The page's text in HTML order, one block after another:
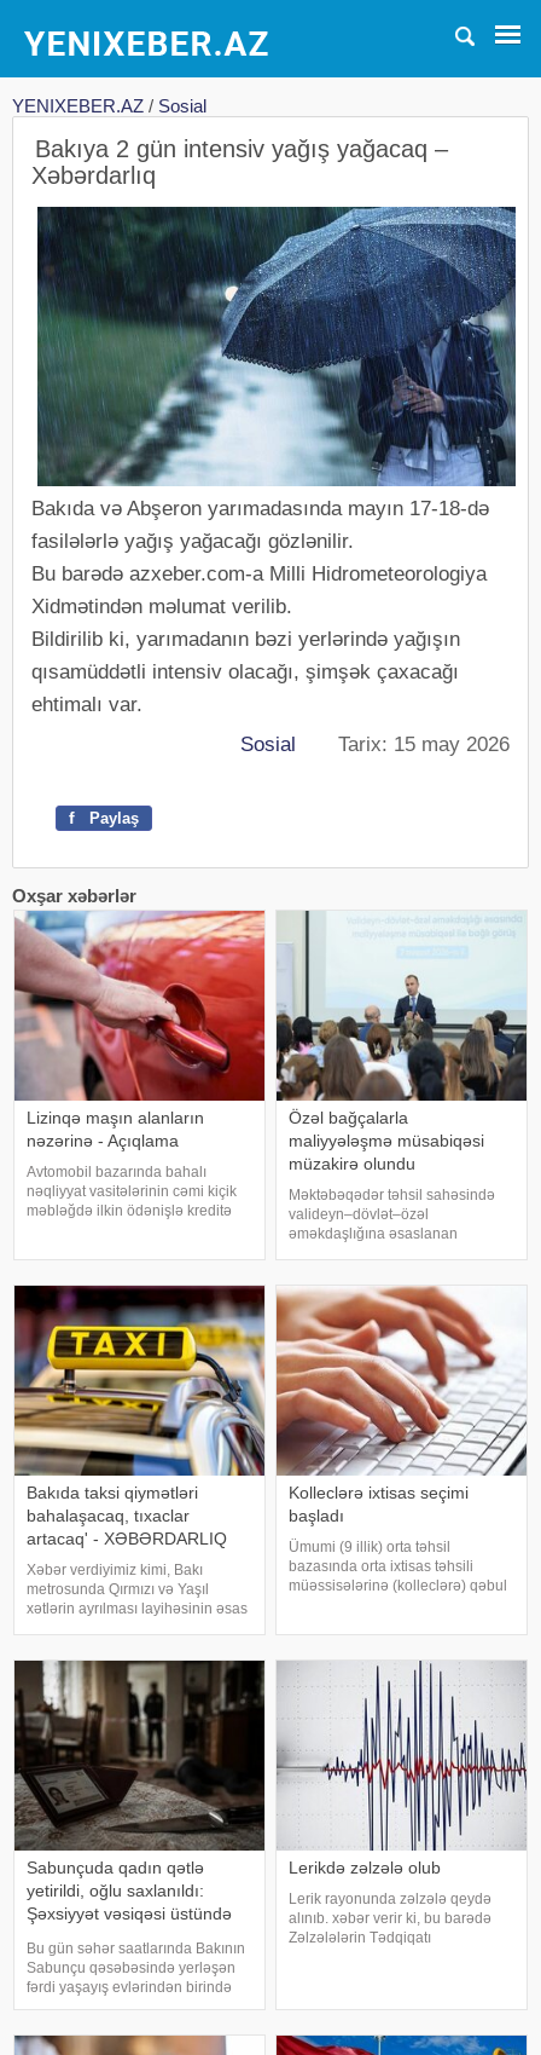
YENIXEBER.AZ / Sosial
Bakıya 2 gün intensiv yağış yağacaq –
Xəbərdarlıq
Bakıda və Abşeron yarımadasında mayın 17-18-də
fasilələrlə yağış yağacağı gözlənilir.
Bu barədə azxeber.com-a Milli Hidrometeorologiya
Xidmətindən məlumat verilib.
Bildirilib ki, yarımadanın bəzi yerlərində yağışın
qısamüddətli intensiv olacağı, şimşək çaxacağı
ehtimalı var.
Sosial Tarix: 15 may 2026
f Paylaş
Oxşar xəbərlər
Lizinqə maşın alanların
nəzərinə - Açıqlama
Avtomobil bazarında bahalı
nəqliyyat vasitələrinin cəmi kiçik
məbləğdə ilkin ödənişlə kreditə
şərtləri və ümumi kredit yükü il
Özəl bağçalarla
maliyyələşmə müsabiqəsi
müzakirə olundu
Məktəbəqədər təhsil sahəsində
valideyn–dövlət–özəl
əməkdaşlığına əsaslanan
müəssisələrinin nümayəndələri
ilə görüş keçirilib. xəbər verir ki,
görüşdə elm və təhsi
Bakıda taksi qiymətləri
bahalaşacaq, tıxaclar
artacaq' - XƏBƏRDARLIQ
Xəbər verdiyimiz kimi, Bakı
metrosunda Qırmızı və Yaşıl
xətlərin ayrılması layihəsinin əsas
avqustun 15-dən "Nizami" və "28
May" stansiyalar
Kolleclərə ixtisas seçimi
başladı
Ümumi (9 illik) orta təhsil
bazasında orta ixtisas təhsili
müəssisələrinə (kolleclərə) qəbul
aparılacaq. Bu barədə -a Dövlət
İmtahan Mərkəzində
Sabunçuda qadın qətlə
yetirildi, oğlu saxlanıldı:
Şəxsiyyət vəsiqəsi üstündə
TƏFƏRRÜATI
Bu gün səhər saatlarında Bakının
Sabunçu qəsəbəsində yerləşən
fərdi yaşayış evlərindən birində
baş verən qətl hadisəsinin bəzi
istinadla xəbər verir ki, İddialara
Lerikdə zəlzələ olub
Lerik rayonunda zəlzələ qeydə
alınıb. xəbər verir ki, bu barədə
Zəlzələlərin Tədqiqatı
Məlumat